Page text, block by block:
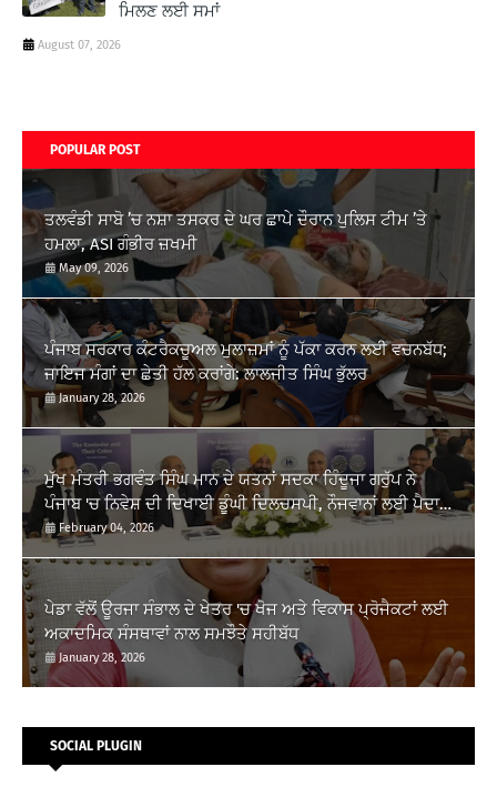
ਮਿਲਣ ਲਈ ਸਮਾਂ
August 07, 2026
POPULAR POST
ਤਲਵੰਡੀ ਸਾਬੋ ’ਚ ਨਸ਼ਾ ਤਸਕਰ ਦੇ ਘਰ ਛਾਪੇ ਦੌਰਾਨ ਪੁਲਿਸ ਟੀਮ ’ਤੇ
ਹਮਲਾ, ASI ਗੰਭੀਰ ਜ਼ਖਮੀ
May 09, 2026
ਪੰਜਾਬ ਸਰਕਾਰ ਕੰਟਰੈਕਚੂਅਲ ਮੁਲਾਜ਼ਮਾਂ ਨੂੰ ਪੱਕਾ ਕਰਨ ਲਈ ਵਚਨਬੱਧ;
ਜਾਇਜ ਮੰਗਾਂ ਦਾ ਛੇਤੀ ਹੱਲ ਕਰਾਂਗੇ: ਲਾਲਜੀਤ ਸਿੰਘ ਭੁੱਲਰ
January 28, 2026
ਮੁੱਖ ਮੰਤਰੀ ਭਗਵੰਤ ਸਿੰਘ ਮਾਨ ਦੇ ਯਤਨਾਂ ਸਦਕਾ ਹਿੰਦੂਜਾ ਗਰੁੱਪ ਨੇ
ਪੰਜਾਬ 'ਚ ਨਿਵੇਸ਼ ਦੀ ਦਿਖਾਈ ਡੂੰਘੀ ਦਿਲਚਸਪੀ, ਨੌਜਵਾਨਾਂ ਲਈ ਪੈਦਾ
ਹੋਣਗੇ ਰੁਜ਼ਗਾਰ ਦੇ ਨਵੇਂ...
February 04, 2026
ਪੇਡਾ ਵੱਲੋਂ ਊਰਜਾ ਸੰਭਾਲ ਦੇ ਖੇਤਰ 'ਚ ਖੋਜ ਅਤੇ ਵਿਕਾਸ ਪ੍ਰੋਜੈਕਟਾਂ ਲਈ
ਅਕਾਦਮਿਕ ਸੰਸਥਾਵਾਂ ਨਾਲ ਸਮਝੌਤੇ ਸਹੀਬੱਧ
January 28, 2026
SOCIAL PLUGIN